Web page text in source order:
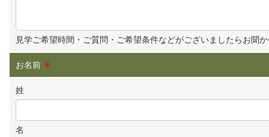
見学ご希望時間・ご質問・ご希望条件などがございましたらお聞
お名前 ※
姓
名